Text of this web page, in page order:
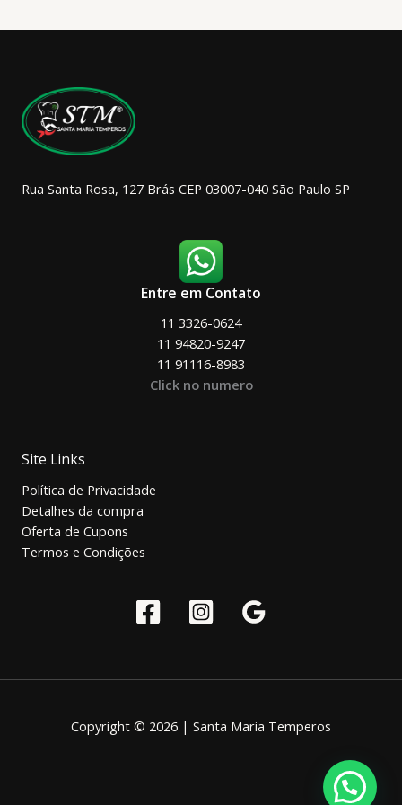
podem
página
do
produto
Rua Santa Rosa, 127 Brás CEP 03007-040 São Paulo SP
Entre em Contato
11 3326-0624
11 94820-9247
11 91116-8983
Click no numero
Site Links
Política de Privacidade
Detalhes da compra
Oferta de Cupons
Termos e Condições
Copyright © 2026 | Santa Maria Temperos